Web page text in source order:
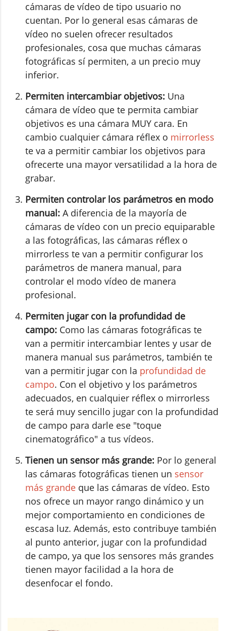
cámaras de vídeo de tipo usuario no
cuentan. Por lo general esas cámaras de
vídeo no suelen ofrecer resultados
profesionales, cosa que muchas cámaras
fotográficas sí permiten, a un precio muy
inferior.
Permiten intercambiar objetivos: Una
cámara de vídeo que te permita cambiar
objetivos es una cámara MUY cara. En
cambio cualquier cámara réflex o mirrorless
te va a permitir cambiar los objetivos para
ofrecerte una mayor versatilidad a la hora de
grabar.
Permiten controlar los parámetros en modo
manual: A diferencia de la mayoría de
cámaras de vídeo con un precio equiparable
a las fotográficas, las cámaras réflex o
mirrorless te van a permitir configurar los
parámetros de manera manual, para
controlar el modo vídeo de manera
profesional.
Permiten jugar con la profundidad de
campo: Como las cámaras fotográficas te
van a permitir intercambiar lentes y usar de
manera manual sus parámetros, también te
van a permitir jugar con la profundidad de
campo. Con el objetivo y los parámetros
adecuados, en cualquier réflex o mirrorless
te será muy sencillo jugar con la profundidad
de campo para darle ese "toque
cinematográfico" a tus vídeos.
Tienen un sensor más grande: Por lo general
las cámaras fotográficas tienen un sensor
más grande que las cámaras de vídeo. Esto
nos ofrece un mayor rango dinámico y un
mejor comportamiento en condiciones de
escasa luz. Además, esto contribuye también
al punto anterior, jugar con la profundidad
de campo, ya que los sensores más grandes
tienen mayor facilidad a la hora de
desenfocar el fondo.